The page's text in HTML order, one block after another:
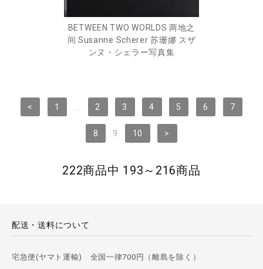
BETWEEN TWO WORLDS 两地之
间 Susanne Scherer 苏珊娜 スザ
ンヌ・シェラー写真集
< 1 2 3 4 5 6 7
8 9 10 >
222商品中 193～216商品
配送・送料について
宅急便(ヤマト運輸) 全国一律700円（離島を除く）